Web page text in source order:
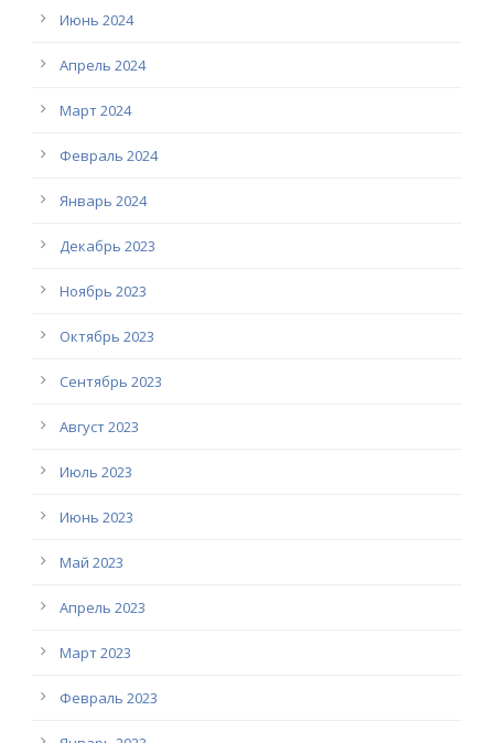
Июнь 2024
Апрель 2024
Март 2024
Февраль 2024
Январь 2024
Декабрь 2023
Ноябрь 2023
Октябрь 2023
Сентябрь 2023
Август 2023
Июль 2023
Июнь 2023
Май 2023
Апрель 2023
Март 2023
Февраль 2023